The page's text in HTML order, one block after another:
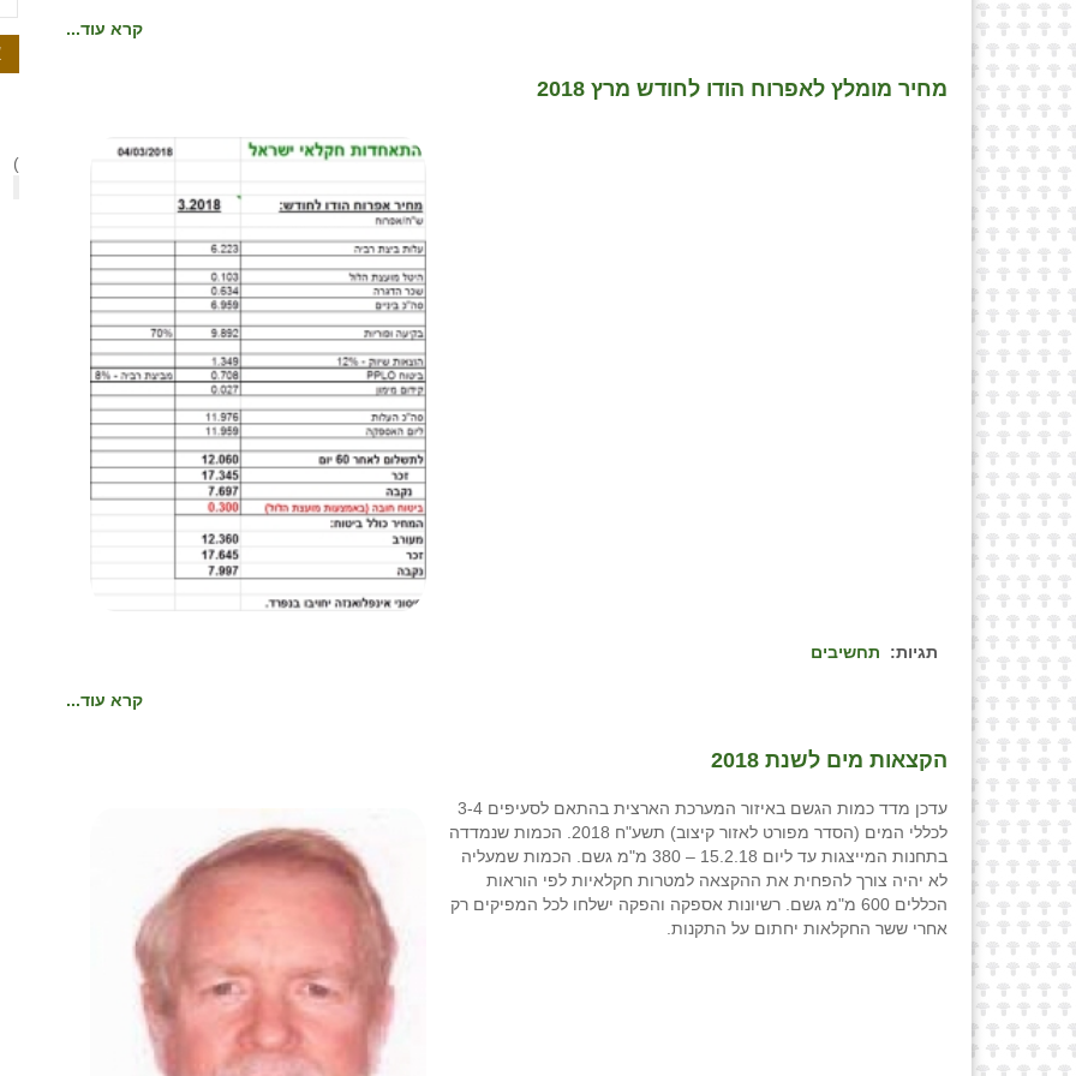
קרא עוד...
מחיר מומלץ לאפרוח הודו לחודש מרץ 2018
תגיות: תחשיבים
קרא עוד...
הקצאות מים לשנת 2018
עדכן מדד כמות הגשם באיזור המערכת הארצית בהתאם לסעיפים 3-4
לכללי המים (הסדר מפורט לאזור קיצוב) תשע"ח 2018. הכמות שנמדדה
בתחנות המייצגות עד ליום 15.2.18 – 380 מ"מ גשם. הכמות שמעליה
לא יהיה צורך להפחית את ההקצאה למטרות חקלאיות לפי הוראות
הכללים 600 מ"מ גשם. רשיונות אספקה והפקה ישלחו לכל המפיקים רק
אחרי ששר החקלאות יחתום על התקנות.
)